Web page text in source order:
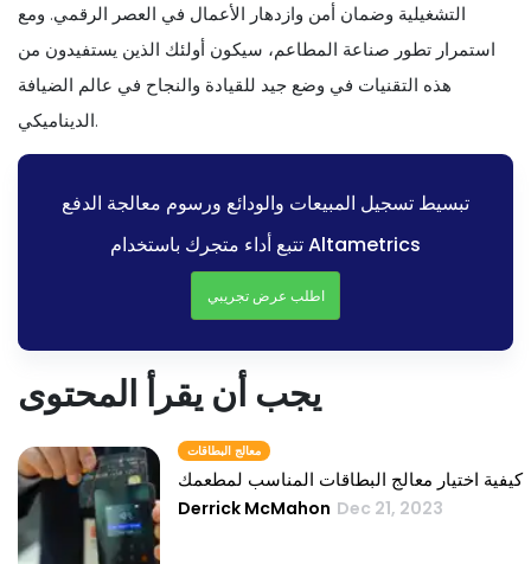
التشغيلية وضمان أمن وازدهار الأعمال في العصر الرقمي. ومع
استمرار تطور صناعة المطاعم، سيكون أولئك الذين يستفيدون من
هذه التقنيات في وضع جيد للقيادة والنجاح في عالم الضيافة
الديناميكي.
تبسيط تسجيل المبيعات والودائع ورسوم معالجة الدفع
تتبع أداء متجرك باستخدام Altametrics
اطلب عرض تجريبي
يجب أن يقرأ المحتوى
معالج البطاقات
كيفية اختيار معالج البطاقات المناسب لمطعمك
Derrick McMahon Dec 21, 2023